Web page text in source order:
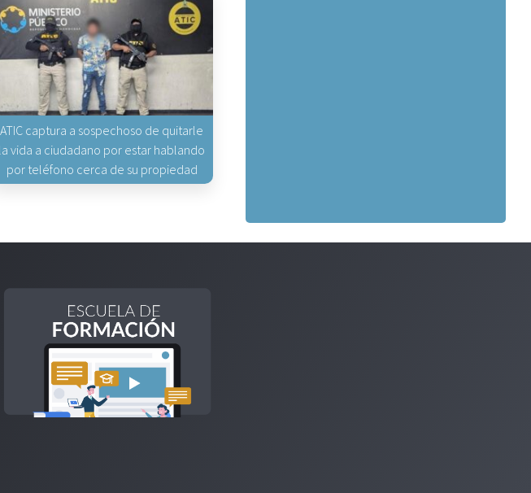
ATIC captura a sospechoso de quitarle
la vida a ciudadano por estar hablando
por teléfono cerca de su propiedad